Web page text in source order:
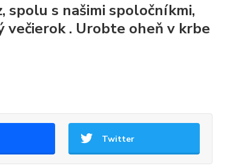
spolu s našimi spoločníkmi,
večierok. Urobte oheň v krbe
Twitter